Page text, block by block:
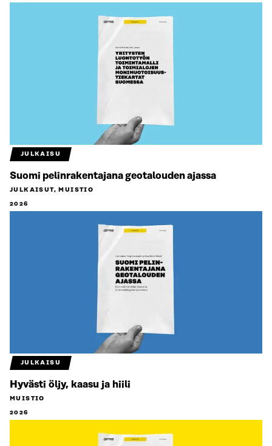
JULKAISU
Suomi pelinrakentajana geotalouden ajassa
JULKAISUT, MUISTIO
2026
JULKAISU
Hyvästi öljy, kaasu ja hiili
MUISTIO
2026